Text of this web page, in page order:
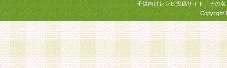
子供向けレシピ投稿サイト、その
Copyright